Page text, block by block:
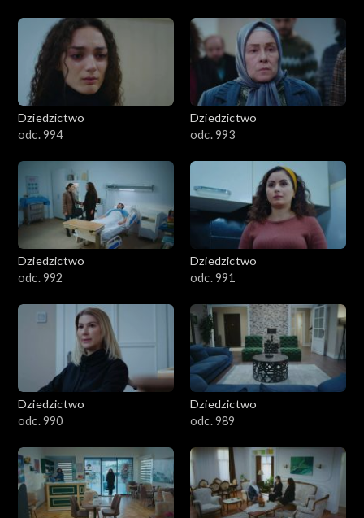
Dziedzictwo
odc. 994
Dziedzictwo
odc. 993
Dziedzictwo
odc. 992
Dziedzictwo
odc. 991
Dziedzictwo
odc. 990
Dziedzictwo
odc. 989